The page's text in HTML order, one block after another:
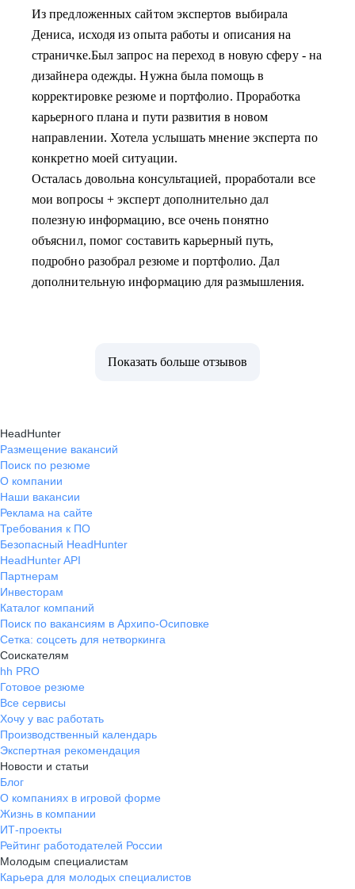
Из предложенных сайтом экспертов выбирала
Дениса, исходя из опыта работы и описания на
страничке.Был запрос на переход в новую сферу - на
дизайнера одежды. Нужна была помощь в
корректировке резюме и портфолио. Проработка
карьерного плана и пути развития в новом
направлении. Хотела услышать мнение эксперта по
конкретно моей ситуации.
Осталась довольна консультацией, проработали все
мои вопросы + эксперт дополнительно дал
полезную информацию, все очень понятно
объяснил, помог составить карьерный путь,
подробно разобрал резюме и портфолио. Дал
дополнительную информацию для размышления.
Показать больше отзывов
HeadHunter
Размещение вакансий
Поиск по резюме
О компании
Наши вакансии
Реклама на сайте
Требования к ПО
Безопасный HeadHunter
HeadHunter API
Партнерам
Инвесторам
Каталог компаний
Поиск по вакансиям в Архипо-Осиповке
Сетка: соцсеть для нетворкинга
Соискателям
hh PRO
Готовое резюме
Все сервисы
Хочу у вас работать
Производственный календарь
Экспертная рекомендация
Новости и статьи
Блог
О компаниях в игровой форме
Жизнь в компании
ИТ-проекты
Рейтинг работодателей России
Молодым специалистам
Карьера для молодых специалистов